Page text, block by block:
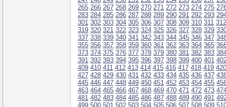
265 266 267 268 269 270 271 272 273 274 275
283 284 285 286 287 288 289 290 291 292 293
301 302 303 304 305 306 307 308 309 310 311 312
319 320 321 322 323 324 325 326 327 328 329
337 338 339 340 341 342 343 344 345 346 347
355 356 357 358 359 360 361 362 363 364 365
373 374 375 376 377 378 379 380 381 382 383
391 392 393 394 395 396 397 398 399 400 401
409 410 411 412 413 414 415 416 417 418 419 420
427 428 429 430 431 432 433 434 435 436 437
445 446 447 448 449 450 451 452 453 454 455
463 464 465 466 467 468 469 470 471 472 473
481 482 483 484 485 486 487 488 489 490 491
499 500 501 502 503 504 505 506 507 508 509